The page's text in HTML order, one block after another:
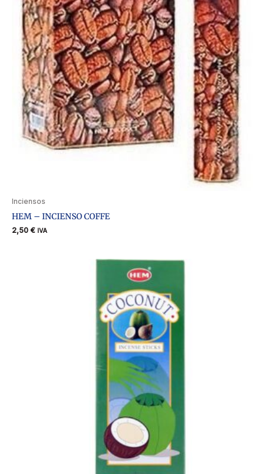
Inciensos
HEM – INCIENSO COFFE
2,50 € IVA